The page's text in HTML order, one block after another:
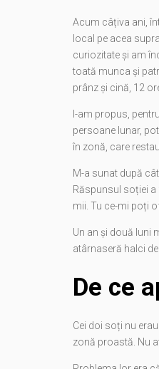
Acum câțiva ani,
local pe acea
curiozitate și am
toată munca și
prânz și cină, 12
I-am propus,
persoane lunar,
în zonă, care
M-a sunat după
Răspunsul soției a
mii. Tu ce-mi poți
Un an și două luni
atârnaseră halci
De ce
Cei doi soți nu
zonă proastă. Nu